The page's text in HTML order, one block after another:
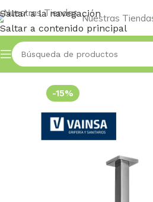
Saltar a la navegación
Saltar a contenido principal
Nuestras
Inicio Accessories
-15%